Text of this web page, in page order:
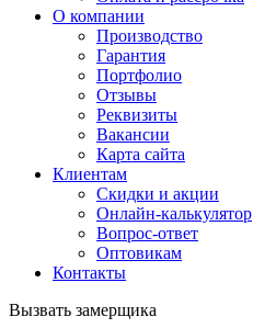
О компании
Производство
Гарантия
Портфолио
Отзывы
Реквизиты
Вакансии
Карта сайта
Клиентам
Скидки и акции
Онлайн-калькулятор
Вопрос-ответ
Оптовикам
Контакты
Вызвать замерщика